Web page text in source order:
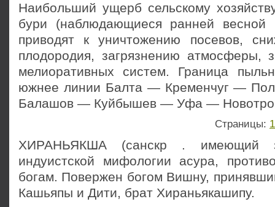
Наибольший ущерб сельскому
бури (наблюдающиеся ранней весной
приводят к уничтожению посевов,
плодородия, загрязнению атмосферы,
мелиоративных систем. Граница
южнее линии Балта — Кременчуг —
Балашов — Куйбышев — Уфа —
Страницы:
ХИРАНЬЯКША (санскр . имеющий
индуистской мифологии асура,
богам. Повержен богом Вишну,
Кашьяпы и Дити, брат Хираньякашипу.